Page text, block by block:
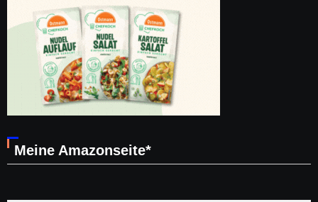
Meine Amazonseite*